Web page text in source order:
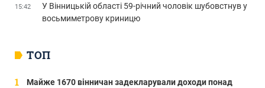
ТОП
Майже 1670 вінничан задекларували доходи понад
15:42
У Вінницькій області 59-річний чоловік шубовстнув у
восьмиметрову криницю